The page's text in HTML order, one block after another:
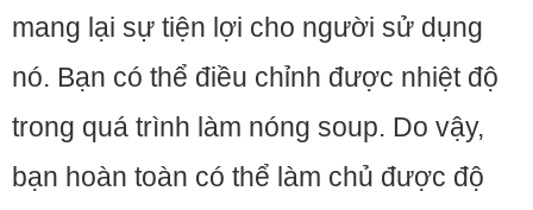
mang lại sự tiện lợi cho người sử dụng
nó. Bạn có thể điều chỉnh được nhiệt độ
trong quá trình làm nóng soup. Do vậy,
bạn hoàn toàn có thể làm chủ được độ